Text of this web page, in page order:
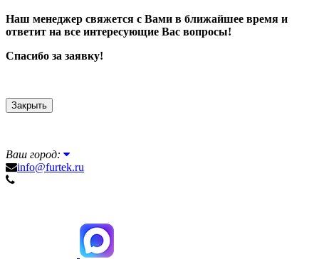
Наш менеджер свяжется с Вами в ближайшее время и
ответит на все интересующие Вас вопросы!
Спасибо за заявку!
Закрыть
Ваш город:
info@furtek.ru